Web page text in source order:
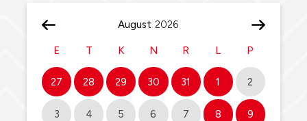
August
E T K N R L P
27 28 29 30 31 1 2
3 4 5 6 7 8 9